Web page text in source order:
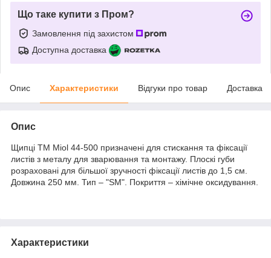
Що таке купити з Пром?
Замовлення під захистом
Доступна доставка
Опис Характеристики Відгуки про товар Доставка
Опис
Щипці ТМ Miol 44-500 призначені для стискання та фіксації
листів з металу для зварювання та монтажу. Плоскі губи
розраховані для більшої зручності фіксації листів до 1,5 см.
Довжина 250 мм. Тип – "SM". Покриття – хімічне оксидування.
Характеристики